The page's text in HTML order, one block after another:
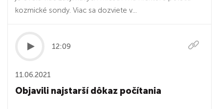
kozmické sondy. Viac sa dozviete v...
12:09
11.06.2021
Objavili najstarší dôkaz počítania